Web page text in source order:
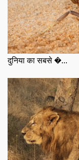
दुनिया का सबसे �...